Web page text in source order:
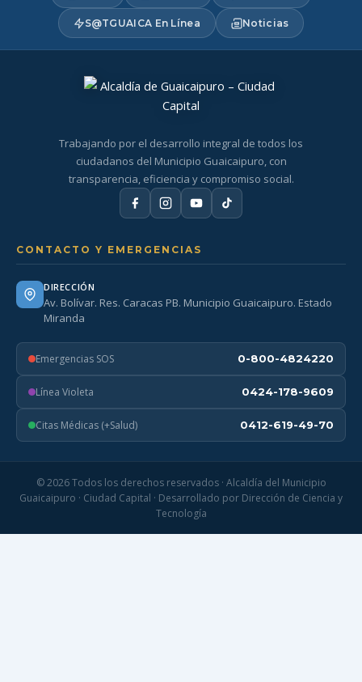
S@TGUAICA En Línea Noticias
Trabajando por el desarrollo integral de todos los
ciudadanos del Municipio Guaicaipuro, con
transparencia, eficiencia y compromiso social.
CONTACTO Y EMERGENCIAS
DIRECCIÓN
Av. Bolívar. Res. Caracas PB. Municipio Guaicaipuro. Estado
Miranda
Emergencias SOS 0-800-4824220
Línea Violeta 0424-178-9609
Citas Médicas (+Salud) 0412-619-49-70
© 2026 Todos los derechos reservados · Alcaldía del Municipio
Guaicaipuro · Ciudad Capital · Desarrollado por Dirección de Ciencia y
Tecnología